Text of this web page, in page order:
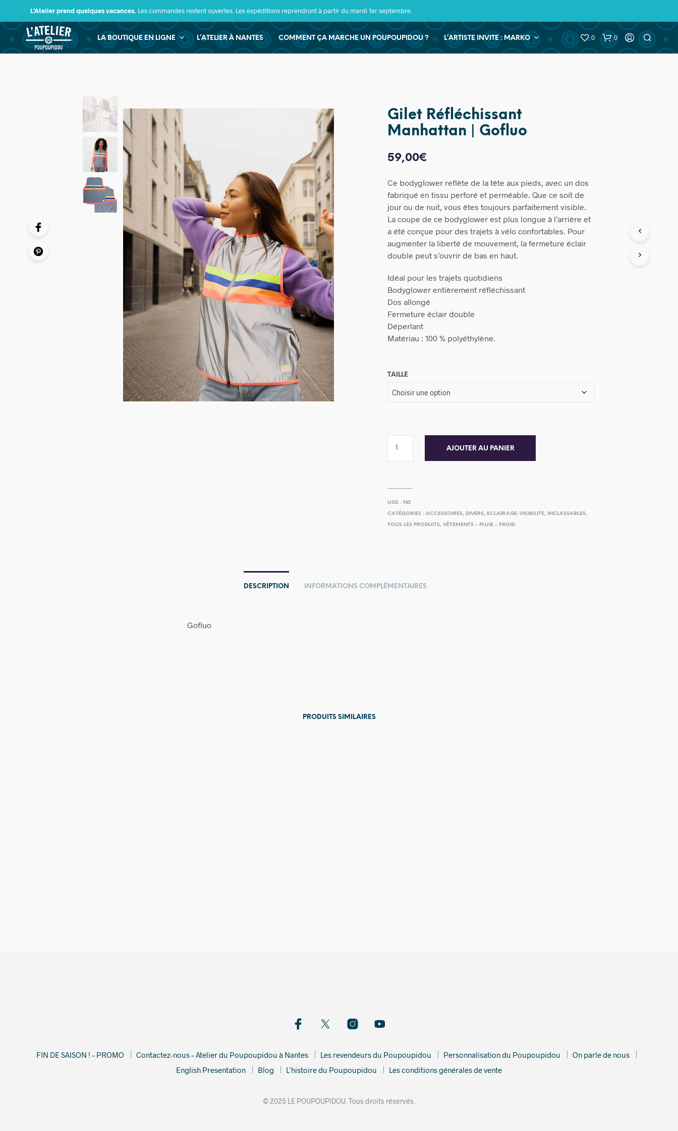
L’Atelier prend quelques vacances. Les commandes restent ouvertes. Les expéditions reprendront à partir du mardi 1er septembre.
LA BOUTIQUE EN LIGNE L’ATELIER À NANTES COMMENT ÇA MARCHE UN POUPOUPIDOU ? L’ARTISTE INVITE : MARKO 0 0
Gilet Réfléchissant
Manhattan | Gofluo
59,00€
Ce bodyglower reflète de la tête aux pieds, avec un dos
fabriqué en tissu perforé et perméable. Que ce soit de
jour ou de nuit, vous êtes toujours parfaitement visible.
La coupe de ce bodyglower est plus longue à l’arrière et
a été conçue pour des trajets à vélo confortables. Pour
augmenter la liberté de mouvement, la fermeture éclair
double peut s’ouvrir de bas en haut.
Idéal pour les trajets quotidiens
Bodyglower entièrement réfléchissant
Dos allongé
Fermeture éclair double
Déperlant
Matériau : 100 % polyéthylène.
TAILLE
AJOUTER AU PANIER
UGS : ND
CATÉGORIES :ACCESSOIRES, DIVERS, ECLAIRAGE-VISIBILITE, INCLASSABLES,
TOUS LES PRODUITS,VÊTEMENTS - PLUIE - FROID
DESCRIPTION INFORMATIONS COMPLÉMENTAIRES
Gofluo
PRODUITS SIMILAIRES
FIN DE SAISON ! – PROMO Contactez-nous – Atelier du Poupoupidou à Nantes Les revendeurs du Poupoupidou Personnalisation du Poupoupidou
On parle de nous
English Presentation
Blog L’histoire du Poupoupidou Les conditions générales de vente
© 2025 LE POUPOUPIDOU. Tous droits réservés.